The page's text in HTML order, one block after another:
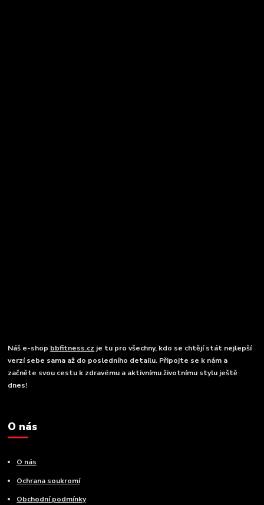
Náš e-shop bbfitness.cz je tu pro všechny, kdo se chtějí stát nejlepší
verzí sebe sama až do posledního detailu. Připojte se k nám a
začněte svou cestu k zdravému a aktivnímu životnímu stylu ještě
dnes!
O nás
O nás
Ochrana soukromí
Obchodní podmínky